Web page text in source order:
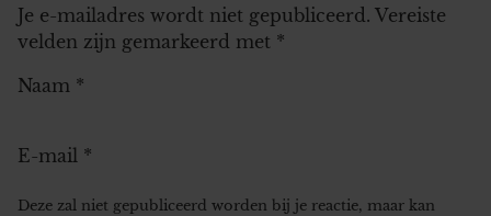
Je e-mailadres wordt niet gepubliceerd. Vereiste
velden zijn gemarkeerd met *
Naam *
E-mail *
Deze zal niet gepubliceerd worden bij je reactie, maar kan